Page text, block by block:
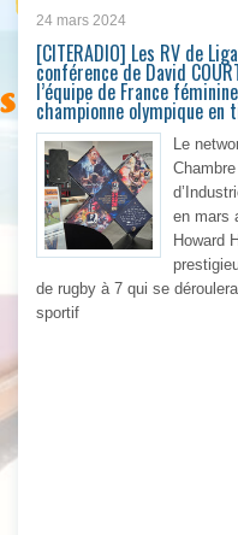
24 mars 2024
[CITERADIO] Les RV de
conférence de David
l’équipe de France
championne olympique en
Le
en mars
Howard
de rugby à 7 qui se
sportif